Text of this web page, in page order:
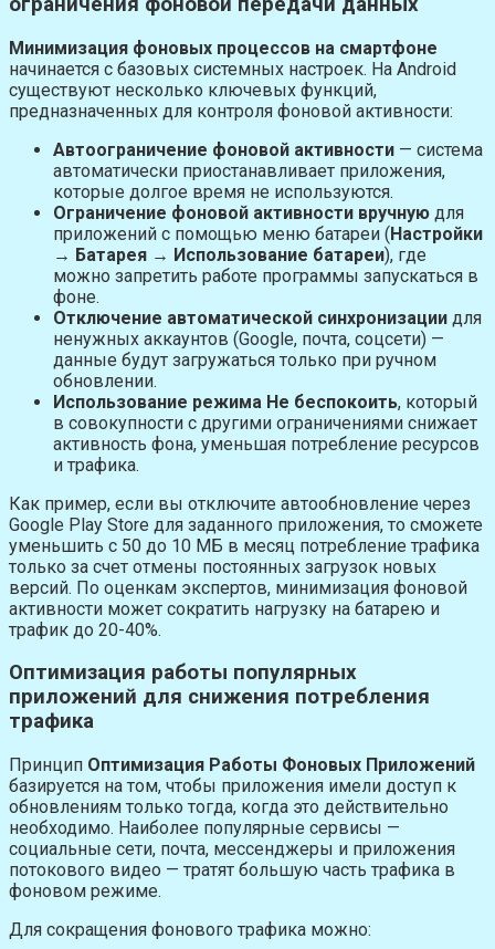
Минимизация фоновых процессов на смартфоне
начинается с базовых системных настроек. На Android
существуют несколько ключевых функций,
предназначенных для контроля фоновой активности:
Автоограничение фоновой активности — система
автоматически приостанавливает приложения,
которые долгое время не используются.
Ограничение фоновой активности вручную для
приложений с помощью меню батареи (Настройки
→ Батарея → Использование батареи), где
можно запретить работе программы запускаться в
фоне.
Отключение автоматической синхронизации для
ненужных аккаунтов (Google, почта, соцсети) —
данные будут загружаться только при ручном
обновлении.
Использование режима Не беспокоить, который
в совокупности с другими ограничениями снижает
активность фона, уменьшая потребление ресурсов
и трафика.
Как пример, если вы отключите автообновление через
Google Play Store для заданного приложения, то сможете
уменьшить с 50 до 10 МБ в месяц потребление трафика
только за счет отмены постоянных загрузок новых
версий. По оценкам экспертов, минимизация фоновой
активности может сократить нагрузку на батарею и
трафик до 20-40%.
Оптимизация работы популярных
приложений для снижения потребления
трафика
Принцип Оптимизация Работы Фоновых Приложений
базируется на том, чтобы приложения имели доступ к
обновлениям только тогда, когда это действительно
необходимо. Наиболее популярные сервисы —
социальные сети, почта, мессенджеры и приложения
потокового видео — тратят большую часть трафика в
фоновом режиме.
Для сокращения фонового трафика можно: